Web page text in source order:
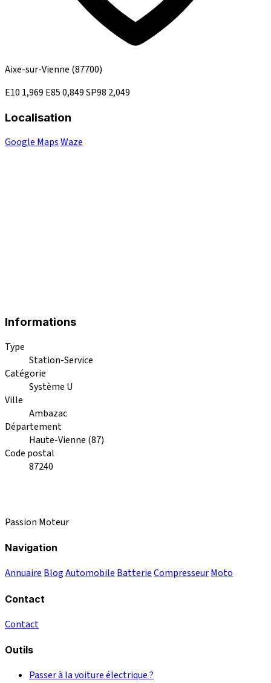
Aixe-sur-Vienne (87700)
E10 1,969 E850,849SP98 2,049
Localisation
Google MapsWaze
Informations
Type
Station-Service
Catégorie
Système U
Ville
Ambazac
Département
Haute-Vienne (87)
Code postal
87240
Passion Moteur
Navigation
Annuaire BlogAutomobile BatterieCompresseurMoto
Contact
Contact
Outils
Passer à la voiture électrique ?